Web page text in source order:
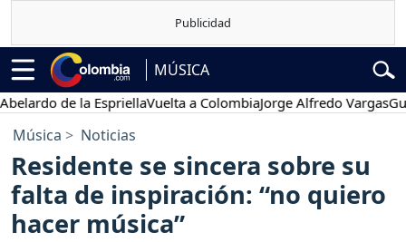
MÚSICA
de la EspriellaVuelta a ColombiaJorge Alfredo Vargas
Música Noticias
Residente se sincera sobre su
falta de inspiración: “no quiero
hacer música”